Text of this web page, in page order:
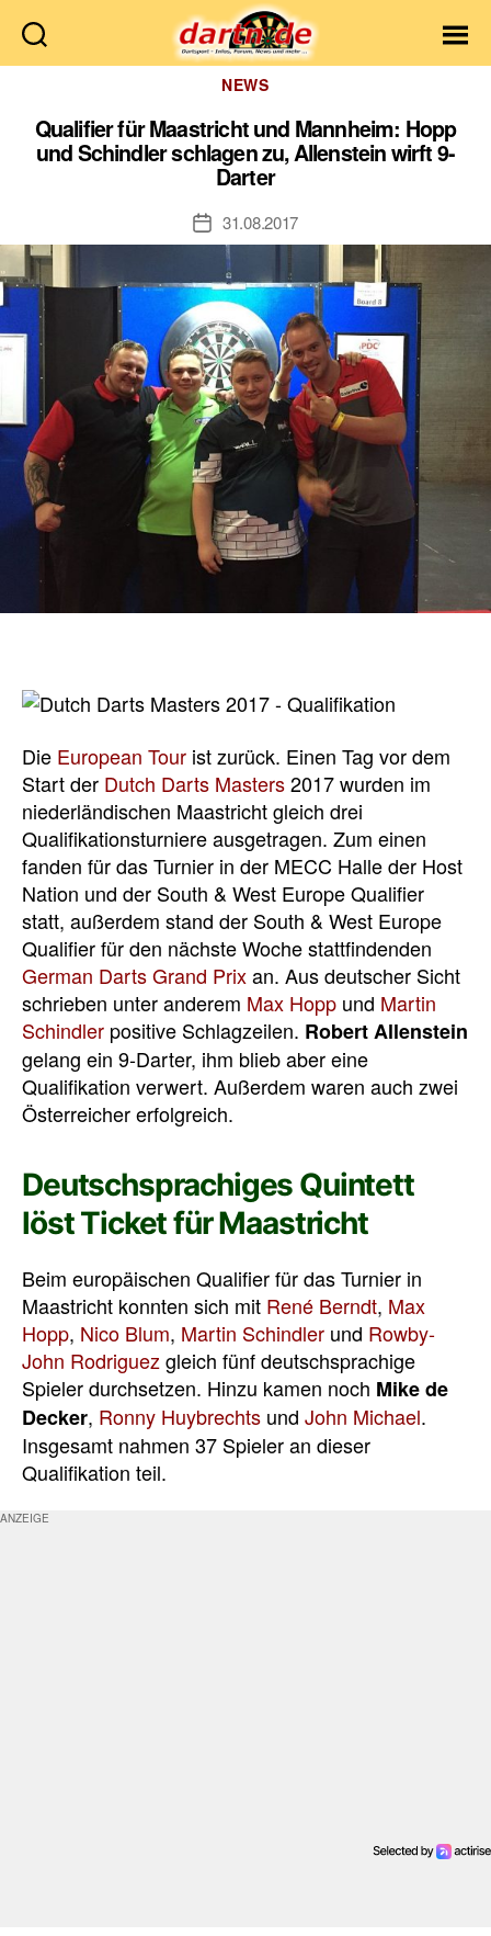
Dartn.de
Kategorien
NEWS
Qualifier für Maastricht und Mannheim: Hopp
und Schindler schlagen zu, Allenstein wirft 9-
Darter
Veröffentlichungsdatum
31.08.2017
Die European Tour ist zurück. Einen Tag vor dem
Start der Dutch Darts Masters2017 wurden im
niederländischen Maastricht gleich drei
Qualifikationsturniere ausgetragen. Zum einen
fanden für das Turnier in der MECC Halle der Host
Nation und der South & West Europe Qualifier
statt, außerdem stand der South & West Europe
Qualifier für den nächste Woche stattfindenden
German Darts Grand Prixan. Aus deutscher Sicht
schrieben unter anderem Max Hopp und Martin
Schindler positive Schlagzeilen. Robert Allenstein
gelang ein 9-Darter, ihm blieb aber eine
Qualifikation verwert. Außerdem waren auch zwei
Österreicher erfolgreich.
Deutschsprachiges Quintett
löst Ticket für Maastricht
Beim europäischen Qualifier für das Turnier in
Maastricht konnten sich mit René Berndt, Max
Hopp, Nico Blum, Martin Schindler und Rowby-
John Rodriguez gleich fünf deutschsprachige
Spieler durchsetzen. Hinzu kamen noch Mike de
Decker, Ronny Huybrechts und John Michael.
Insgesamt nahmen 37 Spieler an dieser
Qualifikation teil.